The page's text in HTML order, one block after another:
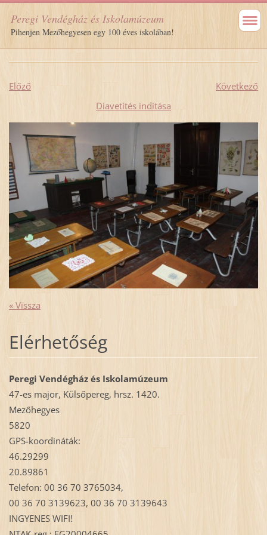
Peregi Vendégház és Iskolamúzeum
Pihenjen Mezőhegyesen egy 100 éves iskolában!
Előző
Következő
Diavetítés indítása
« Vissza
Elérhetőség
Peregi Vendégház és Iskolamúzeum
47-es major, Külsőpereg, hrsz. 1420.
Mezőhegyes
5820
GPS-koordináták:
46.29299
20.89861
Telefon: 00 36 70 3765034,
00 36 70 3139623, 00 36 70 3139643
INGYENES WIFI!